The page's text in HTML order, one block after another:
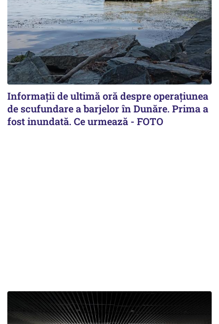
Informații de ultimă oră despre operațiunea
de scufundare a barjelor în Dunăre. Prima a
fost inundată. Ce urmează - FOTO